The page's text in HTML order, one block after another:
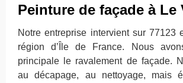
Peinture de façade à Le
Notre entreprise intervient sur 77123
région d’Île de France. Nous
principale le ravalement de façade.
au décapage, au nettoyage, mais